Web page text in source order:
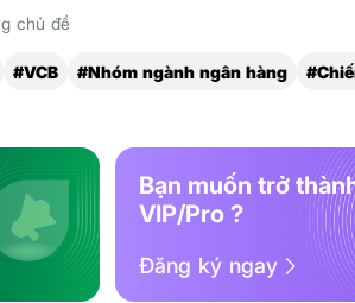
chủ đề
#VCB #Nhóm ngành ngân hàng
Bạn muốn trở
VIP/Pro ?
Đăng ký ngay